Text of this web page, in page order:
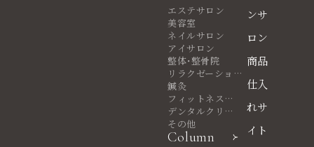
エステサロン
美容室
ネイルサロン
アイサロン
整体・整骨院
リラクゼーショ
ンサロン
鍼灸
フィットネスヨ
ガ
デンタルクリニ
ック
その他
Column
ンサ
ロン
商品
仕入
れサ
イト